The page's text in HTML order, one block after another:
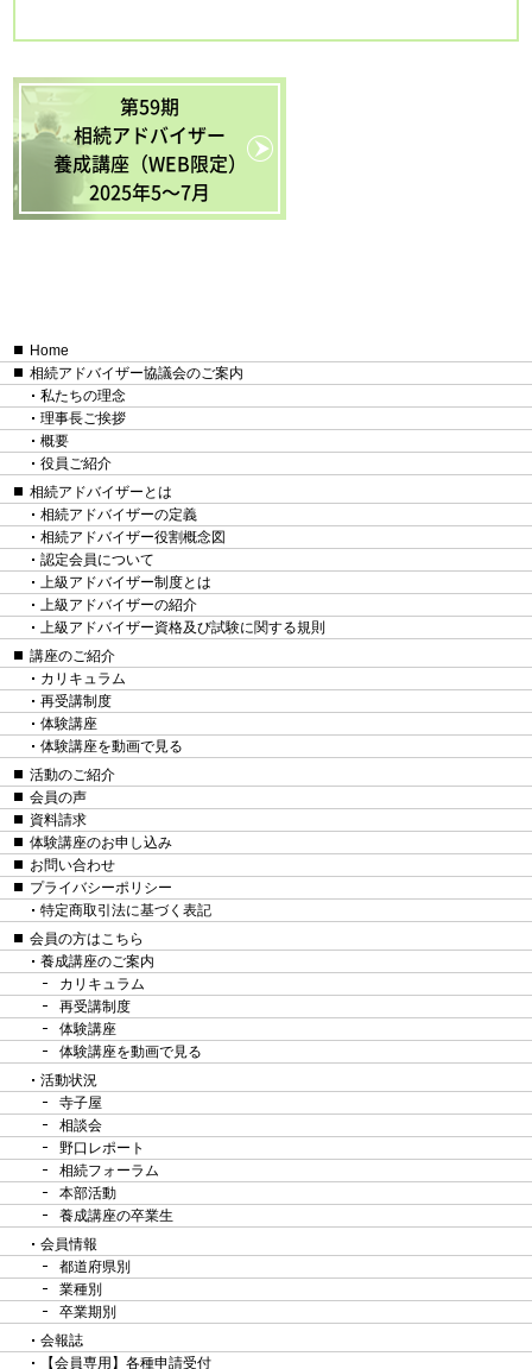
第59期
相続アドバイザー
養成講座（WEB限定）
2025年5〜7月
Home
相続アドバイザー協議会のご案内
私たちの理念
理事長ご挨拶
概要
役員ご紹介
相続アドバイザーとは
相続アドバイザーの定義
相続アドバイザー役割概念図
認定会員について
上級アドバイザー制度とは
上級アドバイザーの紹介
上級アドバイザー資格及び試験に関する規則
講座のご紹介
カリキュラム
再受講制度
体験講座
体験講座を動画で見る
活動のご紹介
会員の声
資料請求
体験講座のお申し込み
お問い合わせ
プライバシーポリシー
特定商取引法に基づく表記
会員の方はこちら
養成講座のご案内
カリキュラム
再受講制度
体験講座
体験講座を動画で見る
活動状況
寺子屋
相談会
野口レポート
相続フォーラム
本部活動
養成講座の卒業生
会員情報
都道府県別
業種別
卒業期別
会報誌
【会員専用】各種申請受付